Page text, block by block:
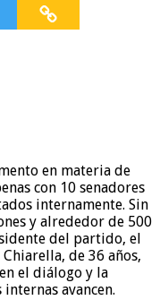
en materia de
con 10 senadores
internamente. Sin
y alrededor de 500
del partido, el
de 36 años,
el diálogo y la
avancen.